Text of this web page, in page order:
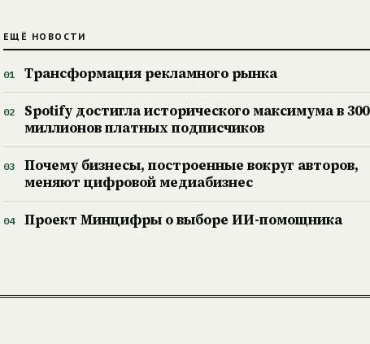
ЕЩЁ НОВОСТИ
Трансформация рекламного рынка
Spotify достигла исторического максимума в 300
миллионов платных подписчиков
Почему бизнесы, построенные вокруг авторов,
меняют цифровой медиабизнес
Проект Минцифры о выборе ИИ-помощника